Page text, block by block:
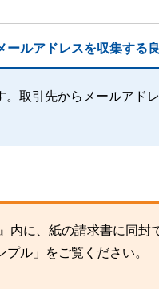
ルアドレスを収集する
。取引先からメールアド
に、紙の請求書に同封
ル」をご覧ください。